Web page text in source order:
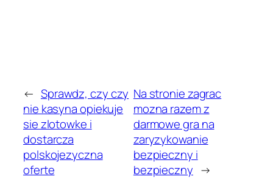
← Sprawdz, czy czy
nie kasyna opiekuje
sie zlotowke i
dostarcza
polskojezyczna
oferte
Na stronie zagrac
mozna razem z
darmowe gra na
zaryzykowanie
bezpieczny i
bezpieczny →